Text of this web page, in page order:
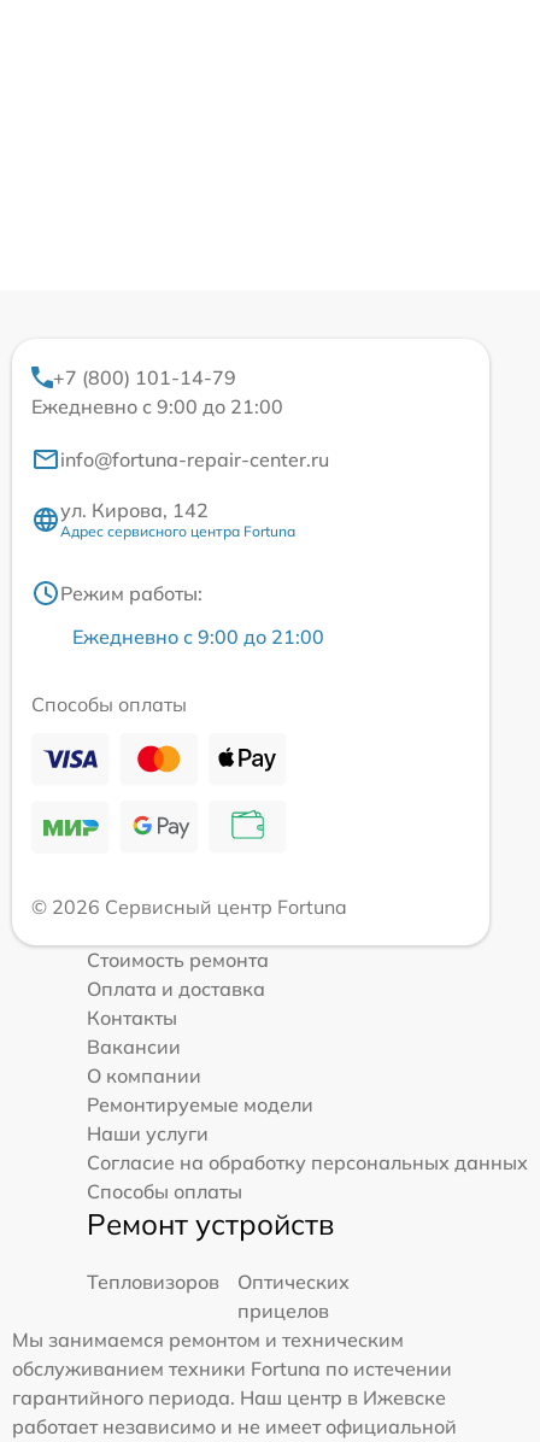
+7 (800) 101-14-79
Ежедневно с 9:00 до 21:00
info@fortuna-repair-center.ru
ул. Кирова, 142
Адрес сервисного центра Fortuna
Режим работы:
Ежедневно с 9:00 до 21:00
Способы оплаты
© 2026 Сервисный центр Fortuna
Стоимость ремонта
Оплата и доставка
Контакты
Вакансии
О компании
Ремонтируемые модели
Наши услуги
Согласие на обработку персональных данных
Способы оплаты
Ремонт устройств
Тепловизоров
Оптических
прицелов
Мы занимаемся ремонтом и техническим
обслуживанием техники Fortuna по истечении
гарантийного периода. Наш центр в Ижевске
работает независимо и не имеет официальной